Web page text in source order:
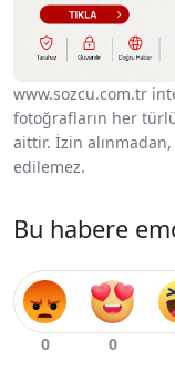
www.sozcu.com.tr
fotoğrafların her
aittir. İzin
edilemez.
Bu habere